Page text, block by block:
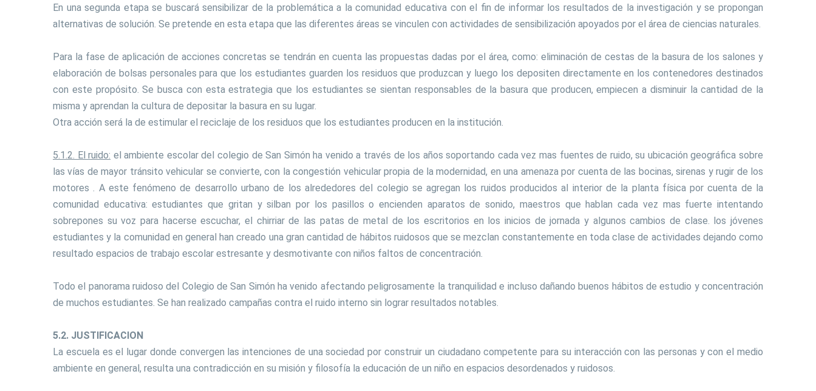
En una segunda etapa se buscará sensibilizar de la problemática a la comunidad educativa con el fin de informar los resultados de la investigación y se propongan
alternativas de solución. Se pretende en esta etapa que las diferentes áreas se vinculen con actividades de sensibilización apoyados por el área de ciencias naturales.
Para la fase de aplicación de acciones concretas se tendrán en cuenta las propuestas dadas por el área, como: eliminación de cestas de la basura de los salones y
elaboración de bolsas personales para que los estudiantes guarden los residuos que produzcan y luego los depositen directamente en los contenedores destinados
con este propósito. Se busca con esta estrategia que los estudiantes se sientan responsables de la basura que producen, empiecen a disminuir la cantidad de la
misma y aprendan la cultura de depositar la basura en su lugar.
Otra acción será la de estimular el reciclaje de los residuos que los estudiantes producen en la institución.
5.1.2. El ruido: el ambiente escolar del colegio de San Simón ha venido a través de los años soportando cada vez mas fuentes de ruido, su ubicación geográfica sobre
las vías de mayor tránsito vehicular se convierte, con la congestión vehicular propia de la modernidad, en una amenaza por cuenta de las bocinas, sirenas y rugir de los
motores . A este fenómeno de desarrollo urbano de los alrededores del colegio se agregan los ruidos producidos al interior de la planta física por cuenta de la
comunidad educativa: estudiantes que gritan y silban por los pasillos o encienden aparatos de sonido, maestros que hablan cada vez mas fuerte intentando
sobrepones su voz para hacerse escuchar, el chirriar de las patas de metal de los escritorios en los inicios de jornada y algunos cambios de clase. los jóvenes
estudiantes y la comunidad en general han creado una gran cantidad de hábitos ruidosos que se mezclan constantemente en toda clase de actividades dejando como
resultado espacios de trabajo escolar estresante y desmotivante con niños faltos de concentración.
Todo el panorama ruidoso del Colegio de San Simón ha venido afectando peligrosamente la tranquilidad e incluso dañando buenos hábitos de estudio y concentración
de muchos estudiantes. Se han realizado campañas contra el ruido interno sin lograr resultados notables.
5.2. JUSTIFICACION
La escuela es el lugar donde convergen las intenciones de una sociedad por construir un ciudadano competente para su interacción con las personas y con el medio
ambiente en general, resulta una contradicción en su misión y filosofía la educación de un niño en espacios desordenados y ruidosos.